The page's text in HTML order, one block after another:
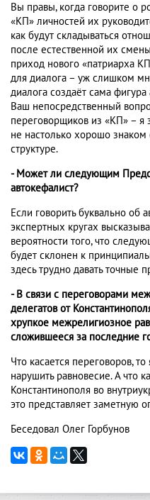
Вы правы, когда говорите о
«КП» личностей их
как будут складываться
после естественной их
приход нового «патриарха
для диалога – уж слишком
диалога создаёт сама
Ваш непосредственный
переговорщиков из «КП» – я
не настолько хорошо знаком
структуре.
- Может ли следующим
автокефалист?
Если говорить буквально об
экспертных кругах
вероятности того, что
будет склонен к
здесь трудно давать точные
- В связи с переговорами
делегатов от
хрупкое межрелигиозное
сложившееся за последние
Что касается переговоров,
нарушить равновесие. А что
Константинополя во
это представляет заметную
Беседовал Олег Горбунов